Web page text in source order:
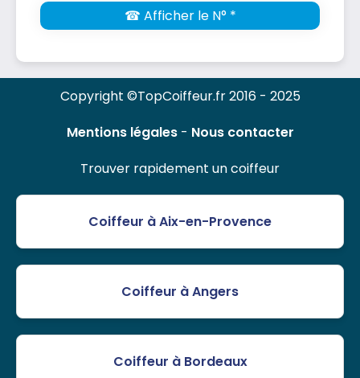
☎ Afficher le N° *
Copyright ©TopCoiffeur.fr 2016 - 2025
Mentions légales- Nous contacter
Trouver rapidement un coiffeur
Coiffeur à Aix-en-Provence
Coiffeur à Angers
Coiffeur à Bordeaux